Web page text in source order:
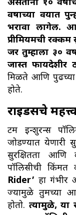
असताना १०
वर्षाच्या वयात
भरावा लागेल.
प्रीमियमची
जर तुम्हाला ३०
जास्त
मिळते आणि पुढच्या
होते.
राईडर्सचे
टर्म इन्शुरन्स
जोडण्यात येणारी
सुरक्षितता आणि
पॉलिसीची किंमत
Rider’हा गंभीर
ज्यामुळे तुमच्या
होतो. त्यामुळे, या